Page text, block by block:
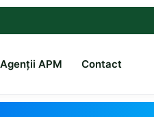
Agenții APM Contact